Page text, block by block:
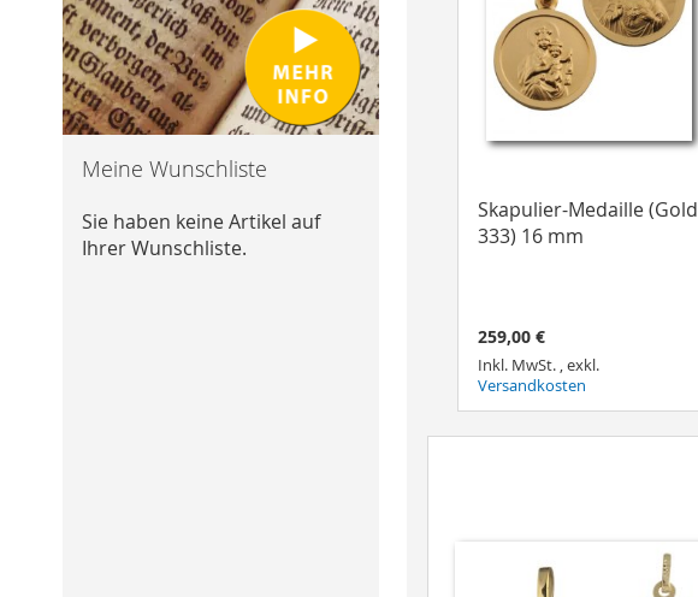
Skapulier-Medaille (Gold
333) 16 mm
259,00 €
Inkl. MwSt. ,exkl.
Versandkosten
Meine Wunschliste
Sie haben keine Artikel auf
Ihrer Wunschliste.